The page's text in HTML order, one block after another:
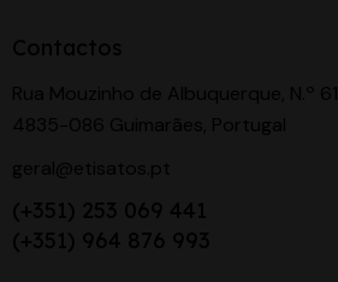
Contactos
Rua Mouzinho de Albuquerque, N.º 61
4835-086 Guimarães, Portugal
geral@etisatos.pt
(+351) 253 069 441
(+351) 964 876 993